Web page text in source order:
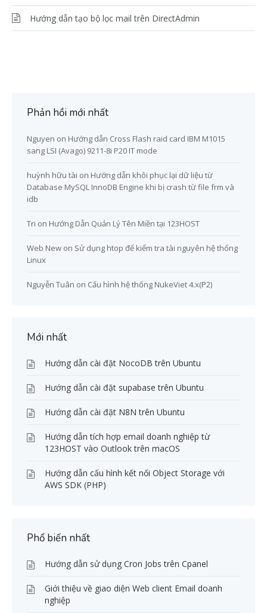
Hướng dẫn tạo bộ lọc mail trên DirectAdmin
Phản hồi mới nhất
Nguyen on Hướng dẫn Cross Flash raid card IBM M1015
sang LSI (Avago) 9211-8i P20 IT mode
huỳnh hữu tài on Hướng dẫn khôi phục lại dữ liệu từ
Database MySQL InnoDB Engine khi bị crash từ file frm và
idb
Tri on Hướng Dẫn Quản Lý Tên Miền tại 123HOST
Web New on Sử dụng htop để kiểm tra tài nguyên hệ thống
Linux
Nguyễn Tuân on Cấu hình hệ thống NukeViet 4.x(P2)
Mới nhất
Hướng dẫn cài đặt NocoDB trên Ubuntu
Hướng dẫn cài đặt supabase trên Ubuntu
Hướng dẫn cài đặt N8N trên Ubuntu
Hướng dẫn tích hợp email doanh nghiệp từ
123HOST vào Outlook trên macOS
Hướng dẫn cấu hình kết nối Object Storage với
AWS SDK (PHP)
Phổ biến nhất
Hướng dẫn sử dụng Cron Jobs trên Cpanel
Giới thiệu về giao diện Web client Email doanh
nghiệp